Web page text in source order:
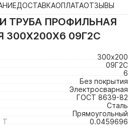
ДОСТАВКАОПЛАТАОТЗЫВЫ
ТРУБА ПРОФИЛЬНАЯ
09Г2С
300х200
09Г2С
6
Без покрытия
Электросварная
ГОСТ 8639-82
Сталь
Прямоугольный
Т
0.0459696